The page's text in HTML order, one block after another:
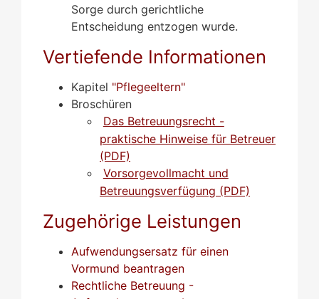
Sorge durch gerichtliche
Entscheidung entzogen wurde.
Vertiefende Informationen
Kapitel "Pflegeeltern"
Broschüren
Das Betreuungsrecht -
praktische Hinweise für Betreuer
(PDF)
Vorsorgevollmacht und
Betreuungsverfügung (PDF)
Zugehörige Leistungen
Aufwendungsersatz für einen
Vormund beantragen
Rechtliche Betreuung -